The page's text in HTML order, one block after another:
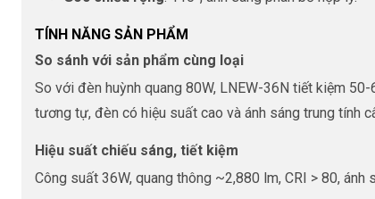
TÍNH NĂNG SẢN PHẨM
So sánh với sản phẩm cùng loại
So với đèn huỳnh quang 80W, LNEW-36N tiết kiệm
tương tự, đèn có hiệu suất cao và ánh sáng trung tính
Hiệu suất chiếu sáng, tiết kiệm
Công suất 36W, quang thông ~2,880 lm, CRI > 80, ánh